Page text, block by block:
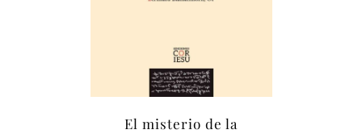
El misterio de la